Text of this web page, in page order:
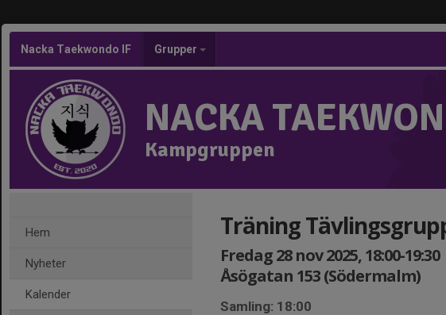
Nacka Taekwondo IF Grupper
NACKA
Kampgruppen
Hem
Nyheter
Kalender
Träning
Fredag 28 nov 2025, 18:00-19:30
Åsögatan 153 (Södermalm)
Samling: 18:00